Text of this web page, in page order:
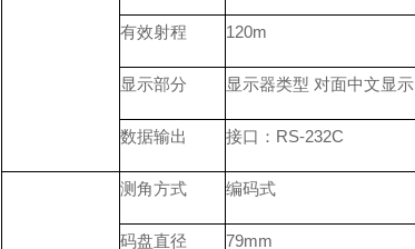
有效射程 120m
显示部分 显示器类型 对面中文显示
数据输出 接口：RS-232C
测角方式 编码式
码盘直径 79mm